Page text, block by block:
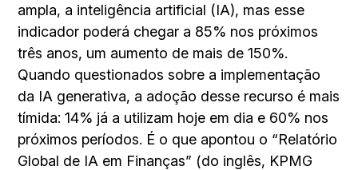
ampla, a inteligência artificial (IA), mas esse
indicador poderá chegar a 85% nos próximos
três anos, um aumento de mais de 150%.
Quando questionados sobre a implementação
da IA generativa, a adoção desse recurso é mais
tímida: 14% já a utilizam hoje em dia e 60% nos
próximos períodos. É o que apontou o “Relatório
Global de IA em Finanças” (do inglês, KPMG